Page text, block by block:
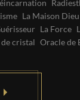
La Maison Dieu
La Force
cristal Oracle de